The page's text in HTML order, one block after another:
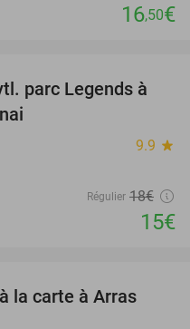
16,50€
17%
parc Legends à
9.9 star
Régulier 18€
15€
34%
la carte à Arras